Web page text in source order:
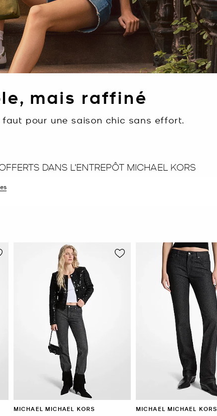
mais raffiné
faut pour une saison chic sans effort.
DANS L'ENTREPÔT MICHAEL KORS
par Couleur : Noir
MICHAEL MICHAEL KORS MICHAEL MICHAEL KORS